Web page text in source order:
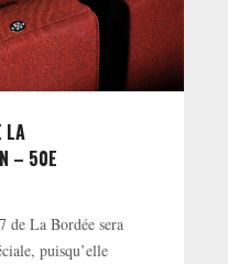
LA
– 50E
de La Bordée sera
puisqu’elle